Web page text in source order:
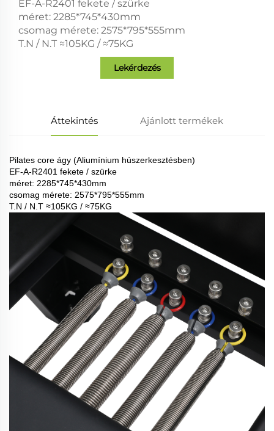
EF-A-R2401 fekete / szürke
méret: 2285*745*430mm
csomag mérete: 2575*795*555mm
T.N / N.T ≈105KG / ≈75KG
Lekérdezés
Áttekintés Ajánlott termékek
Pilates core ágy (Aliumínium húszerkesztésben)
EF-A-R2401 fekete / szürke
méret: 2285*745*430mm
csomag mérete: 2575*795*555mm
T.N / N.T ≈105KG / ≈75KG